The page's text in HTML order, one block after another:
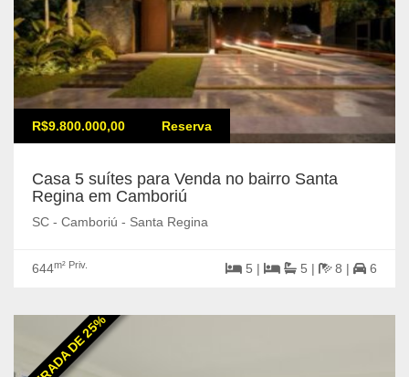
R$9.800.000,00 Reserva
Casa 5 suítes para Venda no bairro Santa
Regina em Camboriú
SC - Camboriú - Santa Regina
644m² Priv. 5 | 5 | 8 | 6
ENTRADA DE 25%